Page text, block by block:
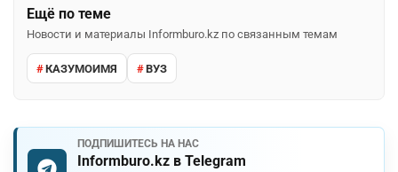
Ещё по теме
Новости и материалы Informburo.kz по связанным темам
КАЗУМОИМЯ ВУЗ
ПОДПИШИТЕСЬ НА НАС
Informburo.kz в Telegram